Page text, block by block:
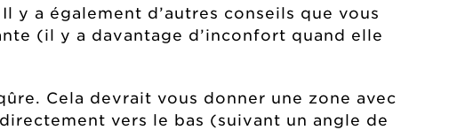
y a également d’autres conseils que vous
(il y a davantage d’inconfort quand elle
Cela devrait vous donner une zone avec
vers le bas (suivant un angle de